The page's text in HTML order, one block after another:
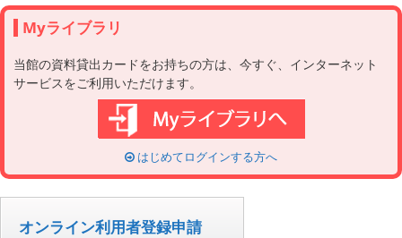
Myライブラリ
当館の資料貸出カードをお持ちの方は、今すぐ、インターネット
サービスをご利用いただけます。
はじめてログインする方へ
オンライン利用者登録申請